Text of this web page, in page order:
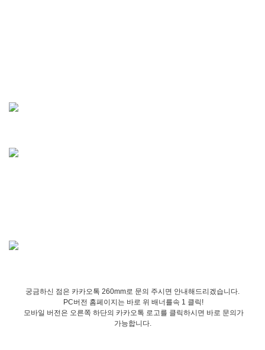
궁금하신 점은 카카오톡 260mm로 문의 주시면 안내해드리겠습니다.
PC버전 홈페이지는 바로 위 배너를속 1 클릭!
모바일 버전은 오른쪽 하단의 카카오톡 로고를 클릭하시면 바로 문의가
가능합니다.